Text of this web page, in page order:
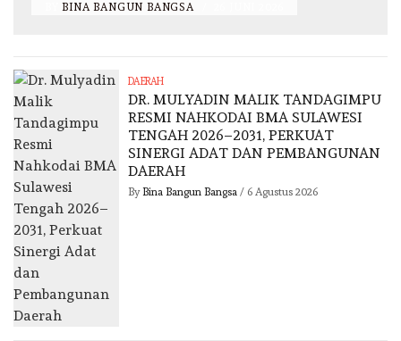
BINA BANGUN BANGSA
DAERAH
DR. MULYADIN MALIK TANDAGIMPU
RESMI NAHKODAI BMA SULAWESI
TENGAH 2026–2031, PERKUAT
SINERGI ADAT DAN PEMBANGUNAN
DAERAH
By Bina Bangun Bangsa/ 6 Agustus 2026